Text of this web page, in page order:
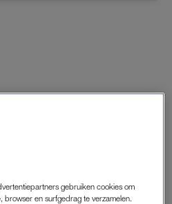
dag met lieve mensen.’
gebruiken cookies om
browser en surfgedrag te verzamelen.